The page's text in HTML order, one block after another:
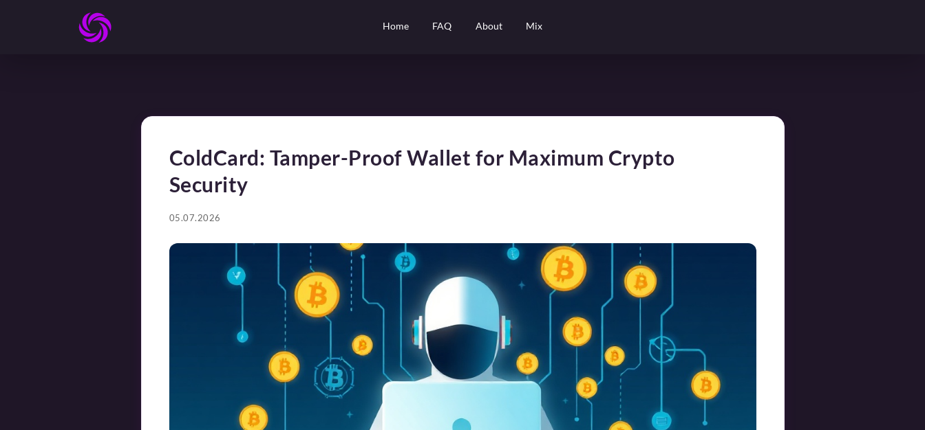
Home FAQ About Mix
ColdCard: Tamper-Proof Wallet for Maximum Crypto
Security
05.07.2026